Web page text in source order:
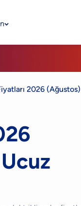
2026